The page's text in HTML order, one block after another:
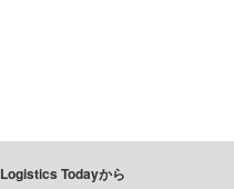
Logistics Todayから